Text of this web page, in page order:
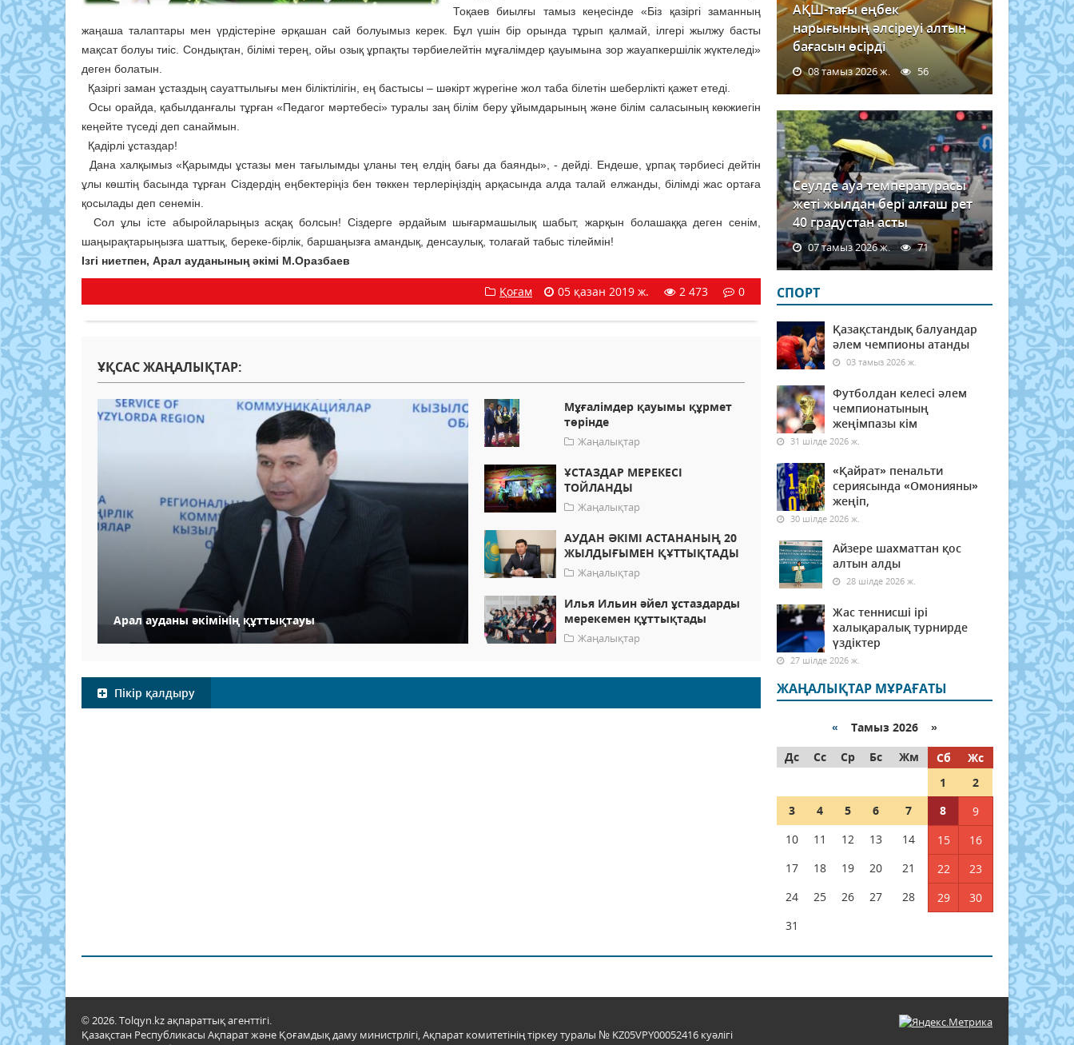
Тоқаев биылғы тамыз кеңесінде «Біз қазіргі заманның
жаңаша талаптары мен үрдістеріне әрқашан сай болуымыз керек. Бұл үшін бір орында тұрып қалмай, ілгері жылжу басты
мақсат болуы тиіс. Сондықтан, білімі терең, ойы озық ұрпақты тәрбиелейтін мұғалімдер қауымына зор жауапкершілік жүктеледі»
деген болатын.
Қазіргі заман ұстаздың сауаттылығы мен біліктілігін, ең бастысы – шәкірт жүрегіне жол таба білетін шеберлікті қажет етеді.
Осы орайда, қабылданғалы тұрған «Педагог мәртебесі» туралы заң білім беру ұйымдарының және білім саласының көкжиегін
кеңейте түседі деп санаймын.
Қадірлі ұстаздар!
Дана халқымыз «Қарымды ұстазы мен тағылымды ұланы тең елдің бағы да баянды», - дейді. Ендеше, ұрпақ тәрбиесі дейтін
ұлы көштің басында тұрған Сіздердің еңбектеріңіз бен төккен терлеріңіздің арқасында алда талай елжанды, білімді жас ортаға
қосылады деп сенемін.
Сол ұлы істе абыройларыңыз асқақ болсын! Сіздерге әрдайым шығармашылық шабыт, жарқын болашаққа деген сенім,
шаңырақтарыңызға шаттық, береке-бірлік, баршаңызға амандық, денсаулық, толағай табыс тілеймін!
Ізгі ниетпен, Арал ауданының әкімі М.Оразбаев
Қоғам 05 қазан 2019 ж. 2 473 0
ҰҚСАС ЖАҢАЛЫҚТАР:
Арал ауданы әкімінің құттықтауы
Мұғалімдер қауымы құрмет
төрінде
Жаңалықтар
ҰСТАЗДАР МЕРЕКЕСІ
ТОЙЛАНДЫ
Жаңалықтар
АУДАН ӘКІМІ АСТАНАНЫҢ 20
ЖЫЛДЫҒЫМЕН ҚҰТТЫҚТАДЫ
Жаңалықтар
Илья Ильин әйел ұстаздарды
мерекемен құттықтады
Жаңалықтар
Пікір қалдыру
АҚШ-тағы еңбек
нарығының әлсіреуі алтын
бағасын өсірді
08 тамыз 2026 ж. 56
Сеулде ауа температурасы
жеті жылдан бері алғаш рет
40 градустан асты
07 тамыз 2026 ж. 71
СПОРТ
Қазақстандық балуандар
әлем чемпионы атанды
03 тамыз 2026 ж.
Футболдан келесі әлем
чемпионатының
жеңімпазы кім
31 шілде 2026 ж.
«Қайрат» пенальти
сериясында «Омонияны»
жеңіп,
30 шілде 2026 ж.
Айзере шахматтан қос
алтын алды
28 шілде 2026 ж.
Жас теннисші ірі
халықаралық турнирде
үздіктер
27 шілде 2026 ж.
ЖАҢАЛЫҚТАР МҰРАҒАТЫ
« Тамыз 2026 »
Дс
Сс Ср Бс Жм Сб
Жс
1
2
3
4 5 6 7 8
9
10
11 12 13 14 15
16
17
18 19 20 21 22
23
24
25 26 27 28 29
30
31
© 2026. Tolqyn.kz ақпараттық агенттігі.
Қазақстан Республикасы Ақпарат және Қоғамдық даму министрлігі, Ақпарат комитетінің тіркеу туралы № KZ05VPY00052416 куәлігі